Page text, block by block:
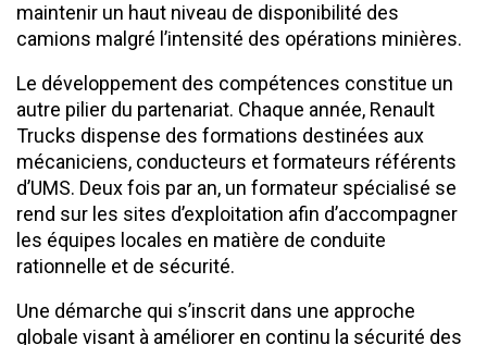
maintenir un haut niveau de disponibilité des
camions malgré l’intensité des opérations minières.
Le développement des compétences constitue un
autre pilier du partenariat. Chaque année, Renault
Trucks dispense des formations destinées aux
mécaniciens, conducteurs et formateurs référents
d’UMS. Deux fois par an, un formateur spécialisé se
rend sur les sites d’exploitation afin d’accompagner
les équipes locales en matière de conduite
rationnelle et de sécurité.
Une démarche qui s’inscrit dans une approche
globale visant à améliorer en continu la sécurité des